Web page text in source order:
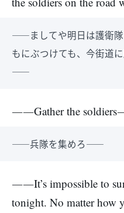
――ましてや明日は護衛隊
もにぶつけても、今街道
――
――Gather the
――兵隊を集めろ――
――It’s impossible to
tonight. No matter how